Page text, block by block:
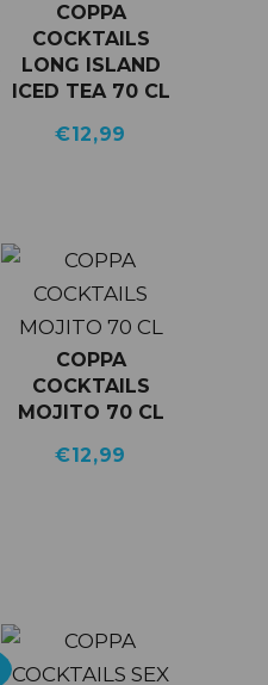
COPPA
COCKTAILS
LONG ISLAND
ICED TEA 70 CL
€12,99
COPPA
COCKTAILS
MOJITO 70 CL
€12,99